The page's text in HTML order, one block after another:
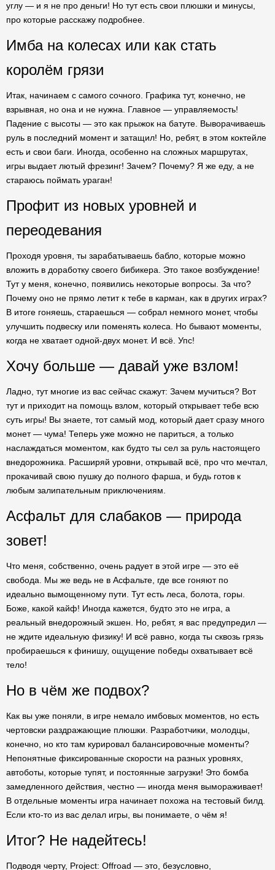
углу — и я не про деньги! Но тут есть свои плюшки и минусы,
про которые расскажу подробнее.
Имба на колесах или как стать
королём грязи
Итак, начинаем с самого сочного. Графика тут, конечно, не
взрывная, но она и не нужна. Главное — управляемость!
Падение с высоты — это как прыжок на батуте. Выворачиваешь
руль в последний момент и затащил! Но, ребят, в этом коктейле
есть и свои баги. Иногда, особенно на сложных маршрутах,
игры выдает лютый фрезинг! Зачем? Почему? Я же еду, а не
стараюсь поймать ураган!
Профит из новых уровней и
переодевания
Проходя уровня, ты зарабатываешь бабло, которые можно
вложить в доработку своего бибикера. Это такое возбуждение!
Тут у меня, конечно, появились некоторые вопросы. За что?
Почему оно не прямо летит к тебе в карман, как в других играх?
В итоге гоняешь, стараешься — собрал немного монет, чтобы
улучшить подвеску или поменять колеса. Но бывают моменты,
когда не хватает одной-двух монет. И всё. Упс!
Хочу больше — давай уже взлом!
Ладно, тут многие из вас сейчас скажут: Зачем мучиться? Вот
тут и приходит на помощь взлом, который открывает тебе всю
суть игры! Вы знаете, тот самый мод, который дает сразу много
монет — чума! Теперь уже можно не париться, а только
наслаждаться моментом, как будто ты сел за руль настоящего
внедорожника. Расширяй уровни, открывай всё, про что мечтал,
прокачивай свою пушку до полного фарша, и будь готов к
любым залипательным приключениям.
Асфальт для слабаков — природа
зовет!
Что меня, собственно, очень радует в этой игре — это её
свобода. Мы же ведь не в Асфальте, где все гоняют по
идеально вымощенному пути. Тут есть леса, болота, горы.
Боже, какой кайф! Иногда кажется, будто это не игра, а
реальный внедорожный экшен. Но, ребят, я вас предупредил —
не ждите идеальную физику! И всё равно, когда ты сквозь грязь
пробираешься к финишу, ощущение победы охватывает всё
тело!
Но в чём же подвох?
Как вы уже поняли, в игре немало имбовых моментов, но есть
чертовски раздражающие плюшки. Разработчики, молодцы,
конечно, но кто там курировал балансировочные моменты?
Непонятные фиксированные скорости на разных уровнях,
автоботы, которые тупят, и постоянные загрузки! Это бомба
замедленного действия, честно — иногда меня вымораживает!
В отдельные моменты игра начинает похожа на тестовый билд.
Если кто-то из вас делал игры, вы понимаете, о чём я!
Итог? Не надейтесь!
Подводя черту, Project: Offroad — это, безусловно,